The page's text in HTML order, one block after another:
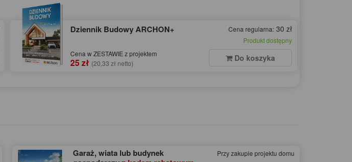
Dziennik Budowy ARCHON+
Cena w ZESTAWIE z projektem
25 zł (20,33 zł netto)
Cena regularna: 30 zł
Produkt dostępny
Do koszyka
Garaż, wiata lub budynek
Przy zakupie projektu domu